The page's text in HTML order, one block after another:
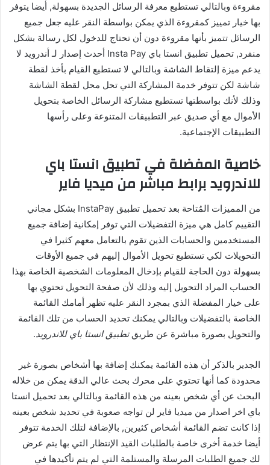
مقروءة وبالتالي تستطيع معرفة الرسائل الجديدة بسهولة, أيضا يتوفر
بها خيار تمييز كمقروءة الذي يمكن بواسطة النقر عليه جعل جميع
الرسائل تتميز بأنها مقروءة دون أن تحتاج للدخول لكل رسالة بشكل
منفرد, تحميل تطبيق انستا باي Insta Pay أحدث إصدار لـ أندرويد لا
يدعم ميزة إلتقاط الشاشة وبالتالي لا تستطيع القيام بأخذ لقطة
شاشة لكن تتوفر خدمة المشاركة التي تحل محل لقطة الشاشة
وذلك لأنك بواسطتها تستطيع مشاركة الرسائل الخاصة بتحويل
الأموال مع أي صديق عبر التطبيقات المتنوعة وعلى رأسها
التطبيقات الإجتماعية.
خاصية المفضلة في تطبيق انستا باي
للاندرويد برابط مباشر من ميديا فاير
من المميزات المُتاحة بعد تحميل تطبيق InstaPay بشكل مجاني
التقييم كامل هي ميزة التفضيلات التي توفر إمكانية إضافة جميع
المستخدمين والحسابات الذين تقوم بالتعامل معهم كثيرا في
التحويلات لكي تستطيع تحويل الأموال إليهم في جميع الأوقات
بسهولة دون الحاجة للقيام بإدخال المعلومات الشخصية الخاصة بهذا
الحساب المراد التحويل إليه وذلك لأن صفحة التحويل تحتوي بها
على خيار المفضلة الذي بمجرد النقر عليه تظهر أمامك القائمة
الخاصة بالتفضيلات وبالتالي يمكنك تحديد الحساب من تلك القائمة
والتحويل بصورة مباشرة عن طريقتطبيق انستا باي للاندرويد.
الجدير بالذكر أن هذه القائمة يمكنك إضافة بها أشخاص بصورة غير
محدودة كما أنها تحتوي على محرك بحث عالي الدقة يمكن من خلاله
البحث عن أي شخص بعينه من هذه القائمة وبالتالي بعد تحميل انستا
باي اخر اصدار من ميديا فاير لن تواجه صعوبة في تحديد شخص بعينه
إذا كانت تضم القائمة أشخاص كثيرين, بالإضافة لتلك الخدمة تتوفر
أيضا خدمة أخرى خاصة بالطلبات القيد الإنتظار التي بها يتم عرض
لك جميع الطلبات المرسلة والمستلمة التي لم يتم تأكيدها في